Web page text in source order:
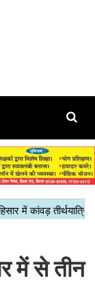
में से तीन